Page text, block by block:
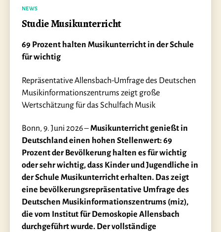
Kategorien
NEWS
Studie Musikunterricht
69 Prozent halten Musikunterricht in der Schule
für wichtig
Repräsentative Allensbach-Umfrage des Deutschen
Musikinformationszentrums zeigt große
Wertschätzung für das Schulfach Musik
Bonn, 9. Juni 2026 –Musikunterricht genießt in
Deutschland einen hohen Stellenwert: 69
Prozent der Bevölkerung halten es für wichtig
oder sehr wichtig, dass Kinder und Jugendliche in
der Schule Musikunterricht erhalten. Das zeigt
eine bevölkerungsrepräsentative Umfrage des
Deutschen Musikinformationszentrums (miz),
die vom Institut für Demoskopie Allensbach
durchgeführt wurde. Der vollständige